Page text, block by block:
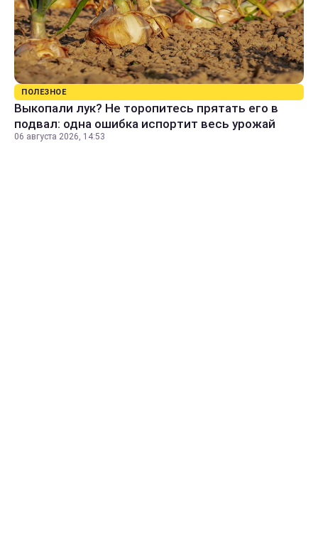
ПОЛЕЗНОЕ
Выкопали лук? Не торопитесь прятать его в
подвал: одна ошибка испортит весь урожай
06 августа 2026, 14:53